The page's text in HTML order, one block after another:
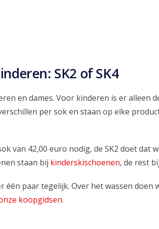
SK2 of SK4
en dames. Voor kinderen is er alleen
per sok en staan op elke
van 42,00 euro nodig, de SK2 doet dat
staan bij kinderskischoenen, de rest bij
paar tegelijk. Over het wassen doen
koopgidsen.